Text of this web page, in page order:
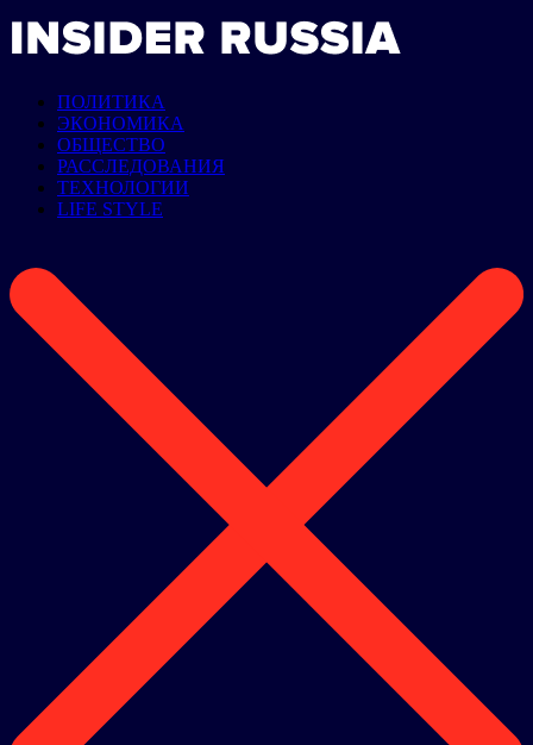
ПОЛИТИКА
ЭКОНОМИКА
ОБЩЕСТВО
РАССЛЕДОВАНИЯ
ТЕХНОЛОГИИ
LIFE STYLE